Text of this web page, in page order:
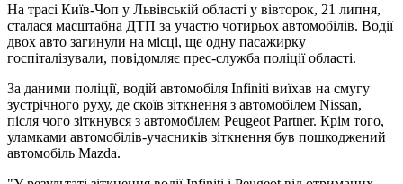
На трасі Київ-Чоп у Львівській області у вівторок, 21 липня,
сталася масштабна ДТП за участю чотирьох автомобілів. Водії
двох авто загинули на місці, ще одну пасажирку
госпіталізували, повідомляє прес-служба поліції області.
За даними поліції, водій автомобіля Infiniti виїхав на смугу
зустрічного руху, де скоїв зіткнення з автомобілем Nissan,
після чого зіткнувся з автомобілем Peugeot Partner. Крім того,
уламками автомобілів-учасників зіткнення був пошкоджений
автомобіль Mazda.